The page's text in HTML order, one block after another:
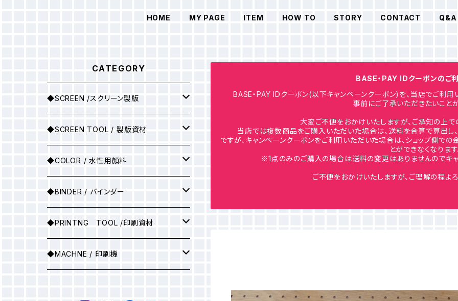
HOME MY PAGE ITEM HOW TO STORY CONTACT Q&A
BASE・PAY IDクーポンのご
BASE・PAY IDクーポン(以下キャンペーンクーポン)を、当店でご利
事前にご了承いただきたいこと
大変ご不便をおかけいたしますが、ご承知の上で
当店では複数商品をご購入いただいた場合は、送料を合算で算出し
ですが、キャンペーンクーポンをご利用いただいた場合は、ショップ側で
とができなくなります
※1点のみのご購入の場合は送料の変更はありませんのでキ
ご不便をおかけいたしますが、ご理解の程よ
CATEGORY
◆SCREEN /スクリーン製版
シルクスクリーン製版
◆SCREEN TOOL / 製版資材
製版用インクジェットプリント
●A3サイズ
●A2サイズ
アルミ枠
アルミ枠+紗張り
フィルム
◆COLOR / 水性用顔料
▶25ｇ
▶100ｇ
◆BINDER / バインダー
▶ソフトバインダー(カラー)
▶ソフトバインダー（ホワイト）
◆PRINTNG TOOL /印刷資材
スキージ
◆MACHNE / 印刷機